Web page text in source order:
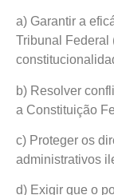
a) Garantir a
Tribunal Federal
b) Resolver
a Constituição
c) Proteger os
administrativos
d) Exigir que o